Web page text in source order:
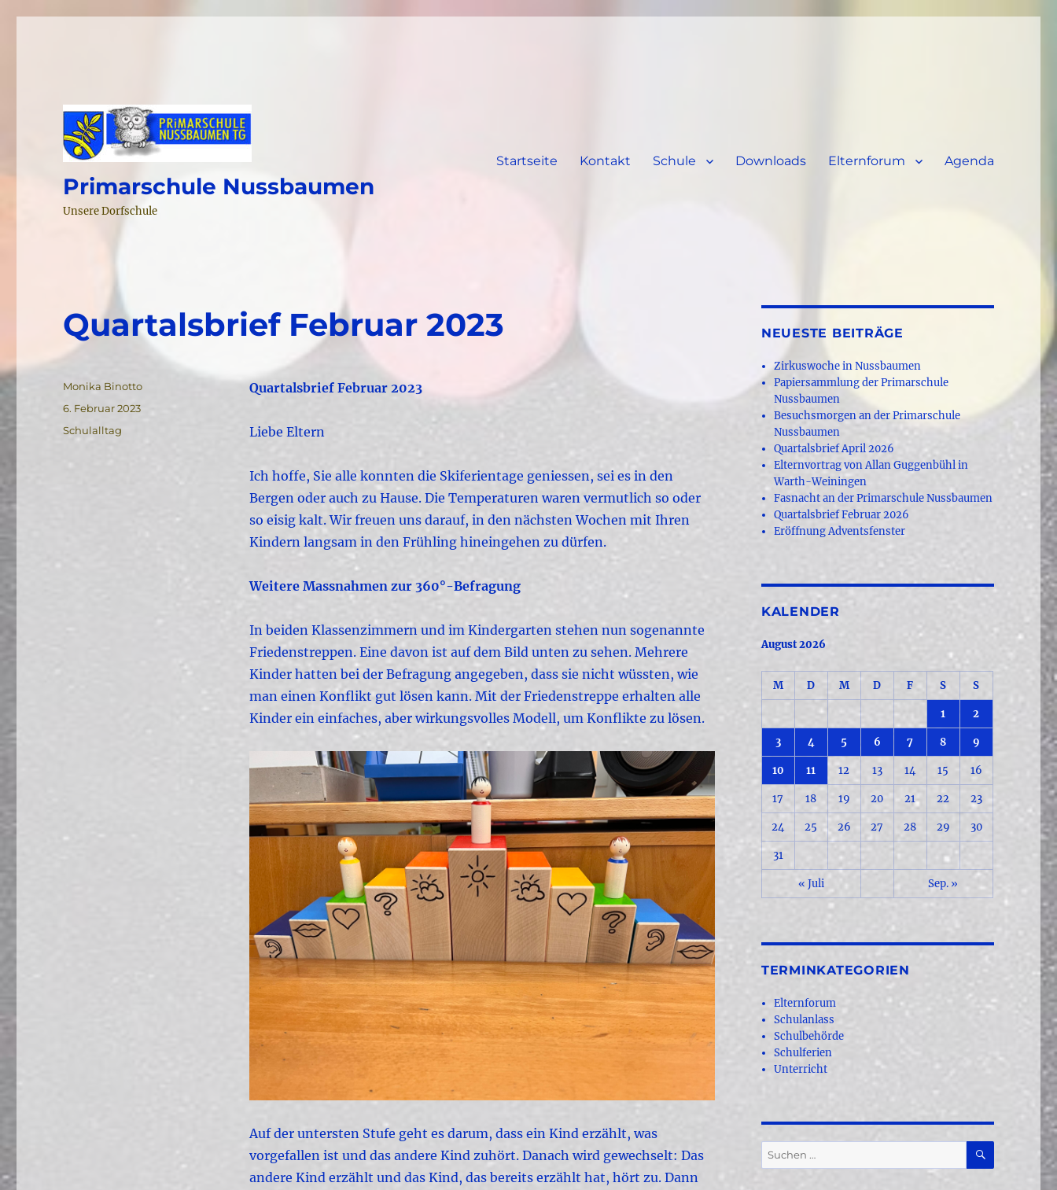
Primarschule Nussbaumen
Unsere Dorfschule
Startseite Kontakt Schule Downloads Elternforum Agenda
Quartalsbrief Februar 2023
Quartalsbrief Februar 2023
Liebe Eltern
Ich hoffe, Sie alle konnten die Skiferientage geniessen, sei es in den
Bergen oder auch zu Hause. Die Temperaturen waren vermutlich so oder
so eisig kalt. Wir freuen uns darauf, in den nächsten Wochen mit Ihren
Kindern langsam in den Frühling hineingehen zu dürfen.
Weitere Massnahmen zur 360°-Befragung
In beiden Klassenzimmern und im Kindergarten stehen nun sogenannte
Friedenstreppen. Eine davon ist auf dem Bild unten zu sehen. Mehrere
Kinder hatten bei der Befragung angegeben, dass sie nicht wüssten, wie
man einen Konflikt gut lösen kann. Mit der Friedenstreppe erhalten alle
Kinder ein einfaches, aber wirkungsvolles Modell, um Konflikte zu lösen.
Auf der untersten Stufe geht es darum, dass ein Kind erzählt, was
vorgefallen ist und das andere Kind zuhört. Danach wird gewechselt: Das
andere Kind erzählt und das Kind, das bereits erzählt hat, hört zu. Dann
Autor
Monika Binotto
Veröffentlicht
am
6. Februar 2023
Kategorien
Schulalltag
NEUESTE BEITRÄGE
Zirkuswoche in Nussbaumen
Papiersammlung der Primarschule
Nussbaumen
Besuchsmorgen an der Primarschule
Nussbaumen
Quartalsbrief April 2026
Elternvortrag von Allan Guggenbühl in
Warth-Weiningen
Fasnacht an der Primarschule Nussbaumen
Quartalsbrief Februar 2026
Eröffnung Adventsfenster
KALENDER
August 2026
M D M D F S S
1 2
3 4 5 6 7 8 9
10 11 12 13 14 15 16
17 18 19 20 21 22 23
24 25 26 27 28 29 30
31
« Juli Sep. »
TERMINKATEGORIEN
Elternforum
Schulanlass
Schulbehörde
Schulferien
Unterricht
Suchen
nach:
SUCHEN